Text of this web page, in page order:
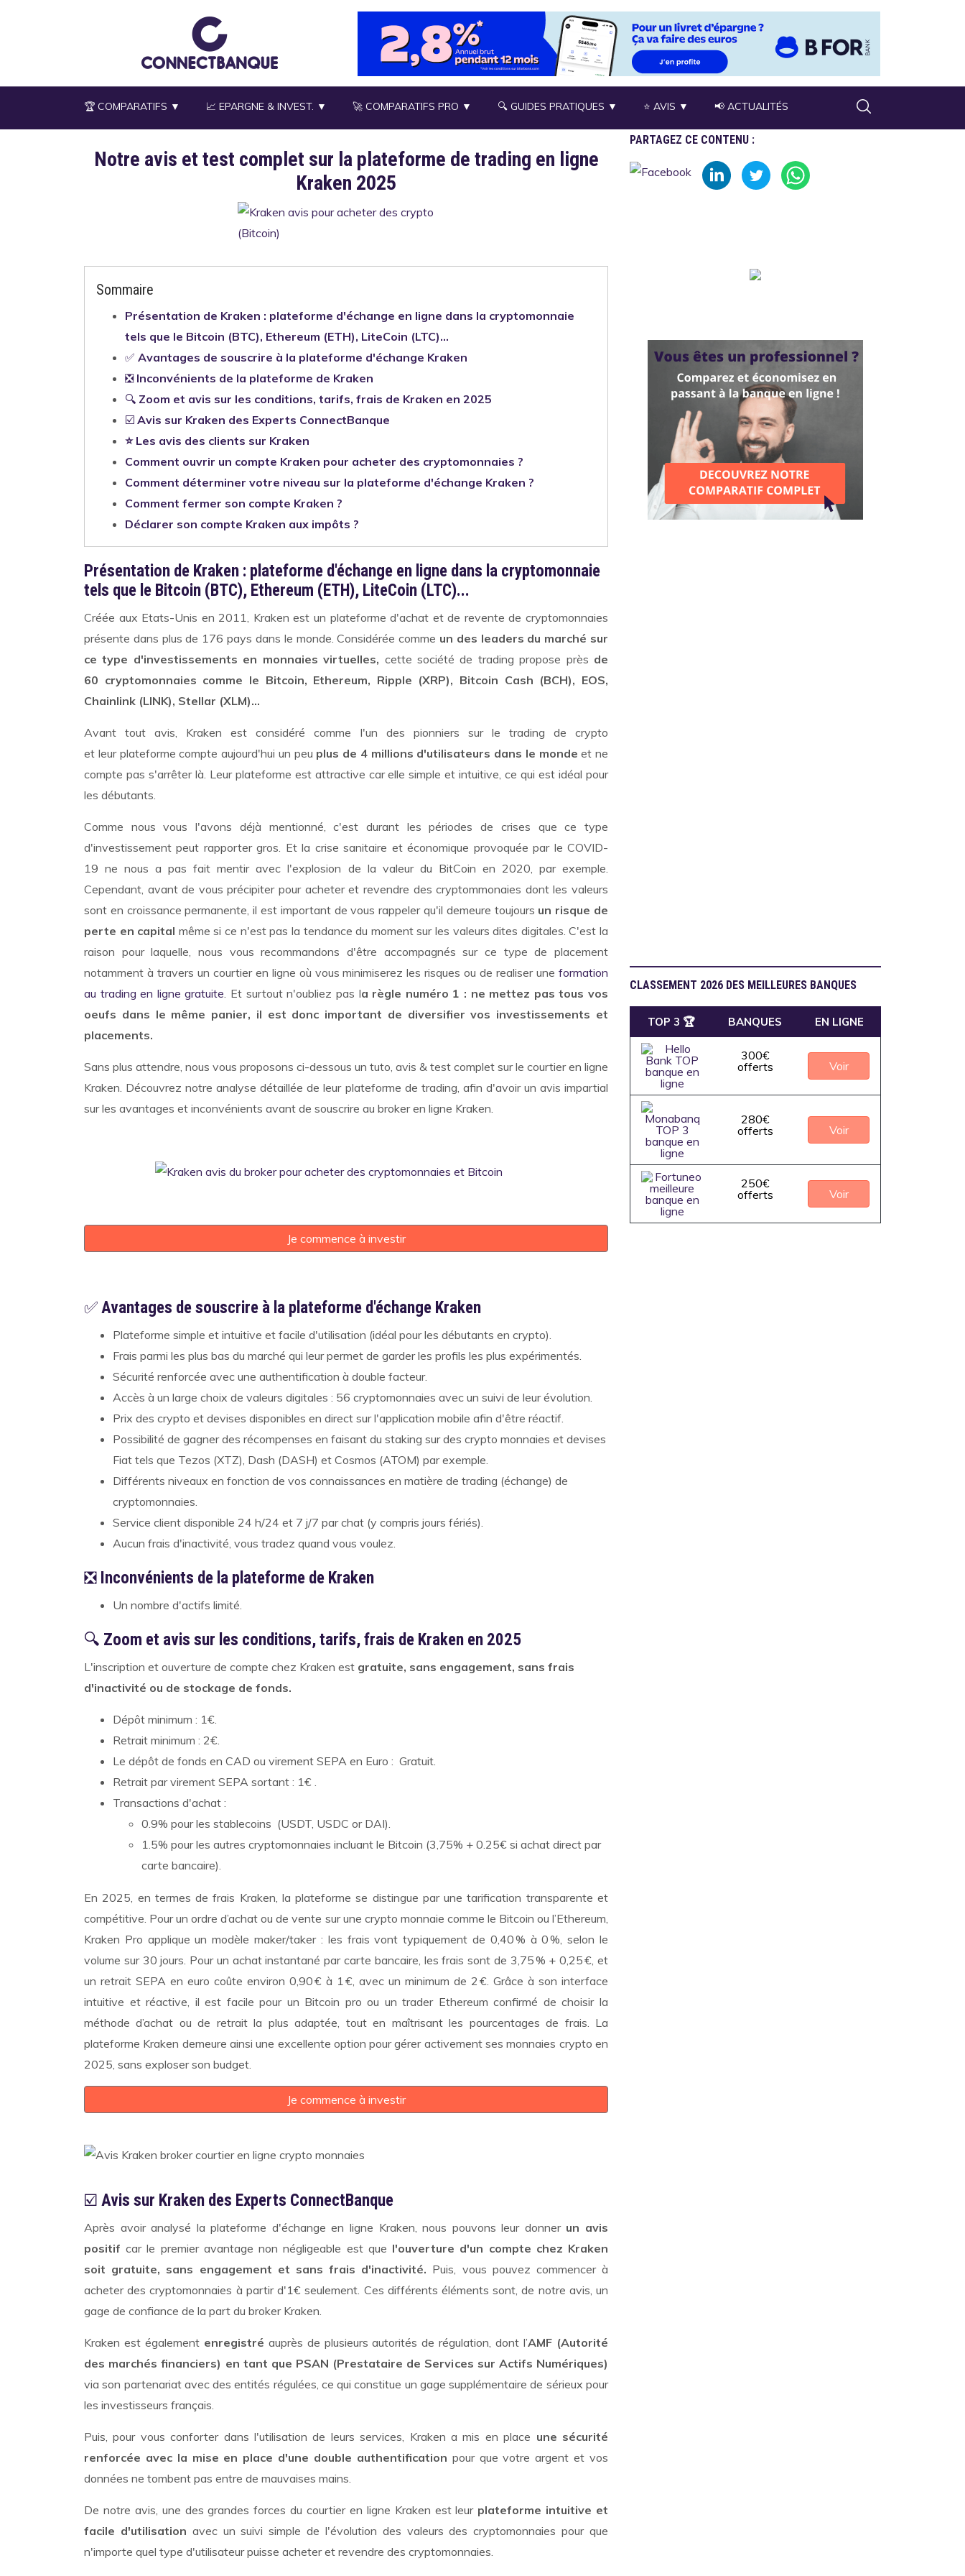
🏆 COMPARATIFS ▼ 📈 EPARGNE & INVEST. ▼ 🚀 COMPARATIFS PRO ▼ 🔍 GUIDES PRATIQUES ▼ ⭐ AVIS ▼ 📢 ACTUALITÉS
Description
Notre avis et test complet sur la plateforme de trading en ligne
Kraken 2025
Sommaire
Présentation de Kraken : plateforme d'échange en ligne dans la cryptomonnaie
tels que le Bitcoin (BTC), Ethereum (ETH), LiteCoin (LTC)...
✅ Avantages de souscrire à la plateforme d'échange Kraken
❎ Inconvénients de la plateforme de Kraken
🔍 Zoom et avis sur les conditions, tarifs, frais de Kraken en 2025
☑️ Avis sur Kraken des Experts ConnectBanque
⭐ Les avis des clients sur Kraken
Comment ouvrir un compte Kraken pour acheter des cryptomonnaies ?
Comment déterminer votre niveau sur la plateforme d'échange Kraken ?
Comment fermer son compte Kraken ?
Déclarer son compte Kraken aux impôts ?
Présentation de Kraken : plateforme d'échange en ligne dans la cryptomonnaie
tels que le Bitcoin (BTC), Ethereum (ETH), LiteCoin (LTC)...
Créée aux Etats-Unis en 2011, Kraken est un plateforme d'achat et de revente de cryptomonnaies
présente dans plus de 176 pays dans le monde. Considérée comme un des leaders du marché sur
ce type d'investissements en monnaies virtuelles, cette société de trading propose près de
60 cryptomonnaies comme le Bitcoin, Ethereum, Ripple (XRP), Bitcoin Cash (BCH), EOS,
Chainlink (LINK), Stellar (XLM)...
Avant tout avis, Kraken est considéré comme l'un des pionniers sur le trading de crypto
et leur plateforme compte aujourd'hui un peu plus de 4 millions d'utilisateurs dans le mondeet ne
compte pas s'arrêter là. Leur plateforme est attractive car elle simple et intuitive, ce qui est idéal pour
les débutants.
Comme nous vous l'avons déjà mentionné, c'est durant les périodes de crises que ce type
d'investissement peut rapporter gros. Et la crise sanitaire et économique provoquée par le COVID-
19 ne nous a pas fait mentir avec l'explosion de la valeur du BitCoin en 2020, par exemple.
Cependant, avant de vous précipiter pour acheter et revendre des cryptommonaies dont les valeurs
sont en croissance permanente, il est important de vous rappeler qu'il demeure toujours un risque de
perte en capital même si ce n'est pas la tendance du moment sur les valeurs dites digitales. C'est la
raison pour laquelle, nous vous recommandons d'être accompagnés sur ce type de placement
notamment à travers un courtier en ligne où vous minimiserez les risques ou de realiser une formation
au trading en ligne gratuite. Et surtout n'oubliez pas la règle numéro 1 : ne mettez pas tous vos
oeufs dans le même panier, il est donc important de diversifier vos investissements et
placements.
Sans plus attendre, nous vous proposons ci-dessous un tuto, avis & test complet sur le courtier en ligne
Kraken. Découvrez notre analyse détaillée de leur plateforme de trading, afin d'avoir un avis impartial
sur les avantages et inconvénients avant de souscrire au broker en ligne Kraken.
Je commence à investir
✅Avantages de souscrire à la plateforme d'échange Kraken
Plateforme simple et intuitive et facile d'utilisation (idéal pour les débutants en crypto).
Frais parmi les plus bas du marché qui leur permet de garder les profils les plus expérimentés.
Sécurité renforcée avec une authentification à double facteur.
Accès à un large choix de valeurs digitales : 56 cryptomonnaies avec un suivi de leur évolution.
Prix des crypto et devises disponibles en direct sur l'application mobile afin d'être réactif.
Possibilité de gagner des récompenses en faisant du staking sur des crypto monnaies et devises
Fiat tels que Tezos (XTZ), Dash (DASH) et Cosmos (ATOM) par exemple.
Différents niveaux en fonction de vos connaissances en matière de trading (échange) de
cryptomonnaies.
Service client disponible 24 h/24 et 7 j/7 par chat (y compris jours fériés).
Aucun frais d'inactivité, vous tradez quand vous voulez.
❎ Inconvénients de la plateforme de Kraken
Un nombre d'actifs limité.
🔍 Zoom et avis sur les conditions, tarifs, frais de Kraken en 2025
L'inscription et ouverture de compte chez Kraken est gratuite, sans engagement, sans frais
d'inactivité ou de stockage de fonds.
Dépôt minimum : 1€.
Retrait minimum : 2€.
Le dépôt de fonds en CAD ou virement SEPA en Euro : Gratuit.
Retrait par virement SEPA sortant : 1€ .
Transactions d'achat :
0.9% pour les stablecoins (USDT, USDC or DAI).
1.5% pour les autres cryptomonnaies incluant le Bitcoin (3,75% + 0.25€ si achat direct par
carte bancaire).
En 2025, en termes de frais Kraken, la plateforme se distingue par une tarification transparente et
compétitive. Pour un ordre d’achat ou de vente sur une crypto monnaie comme le Bitcoin ou l’Ethereum,
Kraken Pro applique un modèle maker/taker : les frais vont typiquement de 0,40 % à 0 %, selon le
volume sur 30 jours. Pour un achat instantané par carte bancaire, les frais sont de 3,75 % + 0,25 €, et
un retrait SEPA en euro coûte environ 0,90 € à 1 €, avec un minimum de 2 €. Grâce à son interface
intuitive et réactive, il est facile pour un Bitcoin pro ou un trader Ethereum confirmé de choisir la
méthode d’achat ou de retrait la plus adaptée, tout en maîtrisant les pourcentages de frais. La
plateforme Kraken demeure ainsi une excellente option pour gérer activement ses monnaies crypto en
2025, sans exploser son budget.
Je commence à investir
☑️ Avis sur Kraken des Experts ConnectBanque
Après avoir analysé la plateforme d'échange en ligne Kraken, nous pouvons leur donner un avis
positif car le premier avantage non négligeable est que l'ouverture d'un compte chez Kraken
soit gratuite, sans engagement et sans frais d'inactivité. Puis, vous pouvez commencer à
acheter des cryptomonnaies à partir d'1€ seulement. Ces différents éléments sont, de notre avis, un
gage de confiance de la part du broker Kraken.
Kraken est également enregistré auprès de plusieurs autorités de régulation, dont l’AMF (Autorité
des marchés financiers) en tant que PSAN (Prestataire de Services sur Actifs Numériques)
via son partenariat avec des entités régulées, ce qui constitue un gage supplémentaire de sérieux pour
les investisseurs français.
Puis, pour vous conforter dans l'utilisation de leurs services, Kraken a mis en place une sécurité
renforcée avec la mise en place d'une double authentification pour que votre argent et vos
données ne tombent pas entre de mauvaises mains.
De notre avis, une des grandes forces du courtier en ligne Kraken est leurplateforme intuitive et
facile d'utilisation avec un suivi simple de l'évolution des valeurs des cryptomonnaies pour que
n'importe quel type d'utilisateur puisse acheter et revendre des cryptomonnaies.
PARTAGEZ CE CONTENU :
CLASSEMENT 2026 DES MEILLEURES BANQUES
TOP 3 🏆 BANQUES EN LIGNE
300€
offerts
Voir
280€
offerts
Voir
250€
offerts
Voir